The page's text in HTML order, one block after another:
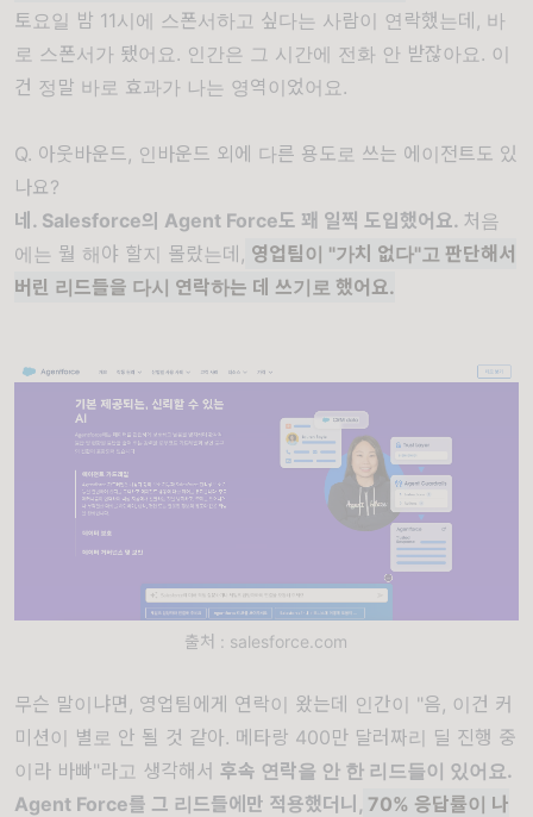
토요일 밤 11시에 스폰서하고 싶다는 사람이 연락했는데, 바
로 스폰서가 됐어요. 인간은 그 시간에 전화 안 받잖아요. 이
건 정말 바로 효과가 나는 영역이었어요.
Q. 아웃바운드, 인바운드 외에 다른 용도로 쓰는 에이전트도 있
나요?
네. Salesforce의 Agent Force도 꽤 일찍 도입했어요. 처음
에는 뭘 해야 할지 몰랐는데, 영업팀이 "가치 없다"고 판단해서
버린 리드들을 다시 연락하는 데 쓰기로 했어요.
출처 : salesforce.com
무슨 말이냐면, 영업팀에게 연락이 왔는데 인간이 "음, 이건 커
미션이 별로 안 될 것 같아. 메타랑 400만 달러짜리 딜 진행 중
이라 바빠"라고 생각해서 후속 연락을 안 한 리드들이 있어요.
Agent Force를 그 리드들에만 적용했더니, 70% 응답률이 나